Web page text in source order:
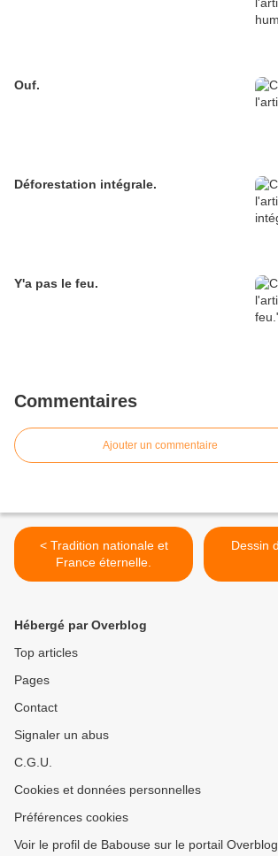
Ouf.
Déforestation intégrale.
Y'a pas le feu.
Commentaires
Ajouter un commentaire
< Tradition nationale et
France éternelle.
Hébergé par Overblog
Top articles
Pages
Contact
Signaler un abus
C.G.U.
Cookies et données personnelles
Préférences cookies
Voir le profil de Babouse sur le portail Overblog